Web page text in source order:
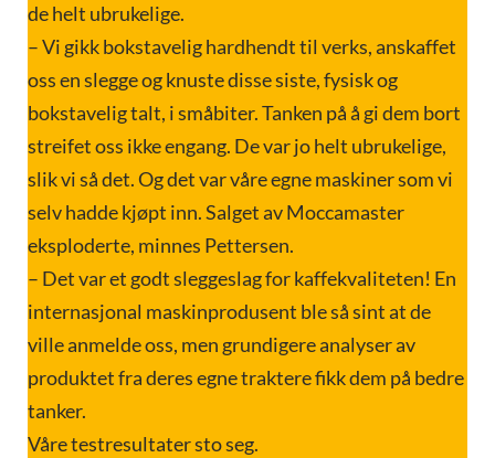
de helt ubrukelige.
– Vi gikk bokstavelig hardhendt til verks, anskaffet
oss en slegge og knuste disse siste, fysisk og
bokstavelig talt, i småbiter. Tanken på å gi dem bort
streifet oss ikke engang. De var jo helt ubrukelige,
slik vi så det. Og det var våre egne maskiner som vi
selv hadde kjøpt inn. Salget av Moccamaster
eksploderte, minnes Pettersen.
– Det var et godt sleggeslag for kaffekvaliteten! En
internasjonal maskinprodusent ble så sint at de
ville anmelde oss, men grundigere analyser av
produktet fra deres egne traktere fikk dem på bedre
tanker.
Våre testresultater sto seg.